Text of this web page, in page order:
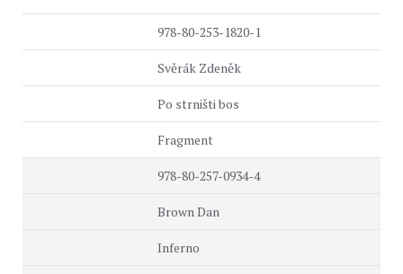
978-80-253-1820-1
Svěrák Zdeněk
Po strništi bos
Fragment
978-80-257-0934-4
Brown Dan
Inferno